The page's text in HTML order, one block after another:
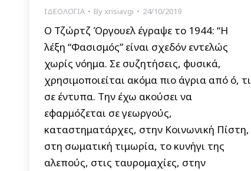
ΙΔΕΟΛΟΓΙΑ Byxrisiavgi 24/10/2019
Ο Τζώρτζ Όργουελ έγραψε το 1944: “Η
λέξη “Φασισμός” είναι σχεδόν εντελώς
χωρίς νόημα. Σε συζητήσεις, φυσικά,
χρησιμοποιείται ακόμα πιο άγρια από ό, τι
σε έντυπα. Την έχω ακούσει να
εφαρμόζεται σε γεωργούς,
καταστηματάρχες, στην Κοινωνική Πίστη,
στη σωματική τιμωρία, το κυνήγι της
αλεπούς, στις ταυρομαχίες, στην